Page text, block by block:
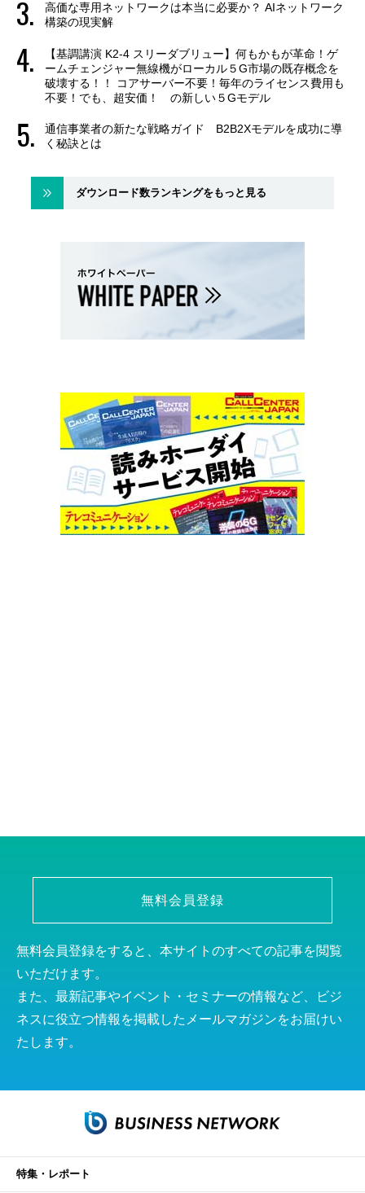
高価な専用ネットワークは本当に必要か？ AIネットワーク
構築の現実解
【基調講演 K2-4 スリーダブリュー】何もかもが革命！ゲ
ームチェンジャー無線機がローカル５G市場の既存概念を
破壊する！！ コアサーバー不要！毎年のライセンス費用も
不要！でも、超安価！ の新しい５Gモデル
通信事業者の新たな戦略ガイド B2B2Xモデルを成功に導
く秘訣とは
ダウンロード数ランキングをもっと見る
無料会員登録
無料会員登録をすると、本サイトのすべての記事を閲覧
いただけます。
また、最新記事やイベント・セミナーの情報など、ビジ
ネスに役立つ情報を掲載したメールマガジンをお届けい
たします。
特集・レポート